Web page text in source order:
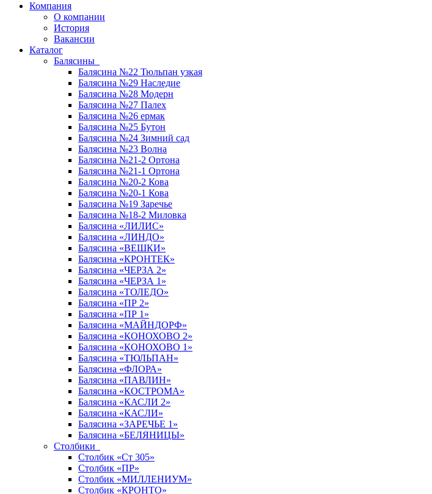
Компания
О компании
История
Вакансии
Каталог
Балясины
Балясина №22 Тюльпан узкая
Балясина №29 Наследие
Балясина №28 Модерн
Балясина №27 Палех
Балясина №26 ермак
Балясина №25 Бутон
Балясина №24 Зимний сад
Балясина №23 Волна
Балясина №21-2 Ортона
Балясина №21-1 Ортона
Балясина №20-2 Кова
Балясина №20-1 Кова
Балясина №19 Заречье
Балясина №18-2 Миловка
Балясина «ЛИЛИС»
Балясина «ЛИНДО»
Балясина «ВЕШКИ»
Балясина «КРОНТЕК»
Балясина «ЧЕРЗА 2»
Балясина «ЧЕРЗА 1»
Балясина «ТОЛЕДО»
Балясина «ПР 2»
Балясина «ПР 1»
Балясина «МАЙНДОРФ»
Балясина «КОНОХОВО 2»
Балясина «КОНОХОВО 1»
Балясина «ТЮЛЬПАН»
Балясина «ФЛОРА»
Балясина «ПАВЛИН»
Балясина «КОСТРОМА»
Балясина «КАСЛИ 2»
Балясина «КАСЛИ»
Балясина «ЗАРЕЧЬЕ 1»
Балясина «БЕЛЯНИЦЫ»
Столбики
Столбик «Ст 305»
Столбик «ПР»
Столбик «МИЛЛЕНИУМ»
Столбик «КРОНТО»